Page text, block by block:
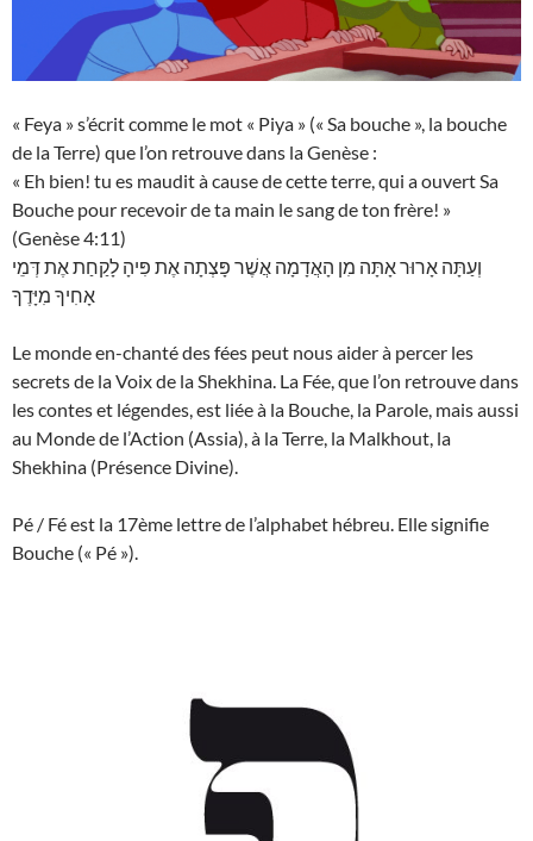
« Feya » s’écrit comme le mot « Piya » (« Sa bouche », la bouche
de la Terre) que l’on retrouve dans la Genèse :
« Eh bien! tu es maudit à cause de cette terre, qui a ouvert Sa
Bouche pour recevoir de ta main le sang de ton frère! »
(Genèse 4:11)
וְעַתָּה אָרוּר אָתָּה מִן הָאֲדָמָה אֲשֶׁר פָּצְתָה אֶת פִּיהָ לָקַחַת אֶת דְּמֵי
אָחִיךָ מִיָּדֶךָ
Le monde en-chanté des fées peut nous aider à percer les
secrets de la Voix de la Shekhina. La Fée, que l’on retrouve dans
les contes et légendes, est liée à la Bouche, la Parole, mais aussi
au Monde de l’Action (Assia), à la Terre, la Malkhout, la
Shekhina (Présence Divine).
Pé / Fé est la 17ème lettre de l’alphabet hébreu. Elle signifie
Bouche (« Pé »).